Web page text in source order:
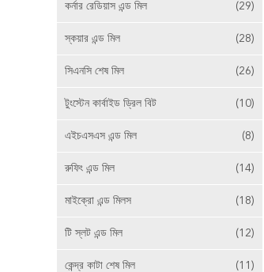
কর্নার রেডিয়াস এন্ড মিল (29)
স্কয়ার এন্ড মিল (28)
সিএনসি শেষ মিল (26)
টুংস্টেন কার্বাইড ড্রিল বিট (10)
এইচএসএস এন্ড মিল (8)
রুফিং এন্ড মিল (14)
মাইক্রো এন্ড মিলস (18)
টি স্লট এন্ড মিল (12)
কেন্দ্র কাটা শেষ মিল (11)